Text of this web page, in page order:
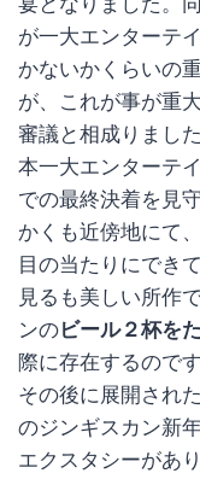
が一大エンターテ
かないかくらいの
が、これが事が重
審議と相成りました
本一大エンターテ
での最終決着を見
かくも近傍地にて
目の当たりにでき
見るも美しい所作
ンのビール２杯を
際に存在するのです
その後に展開され
のジンギスカン新
エクスタシーがあ